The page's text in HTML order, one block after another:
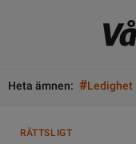
Heta ämnen: #Ledighet
RÄTTSLIGT